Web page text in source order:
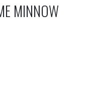
MINNOW